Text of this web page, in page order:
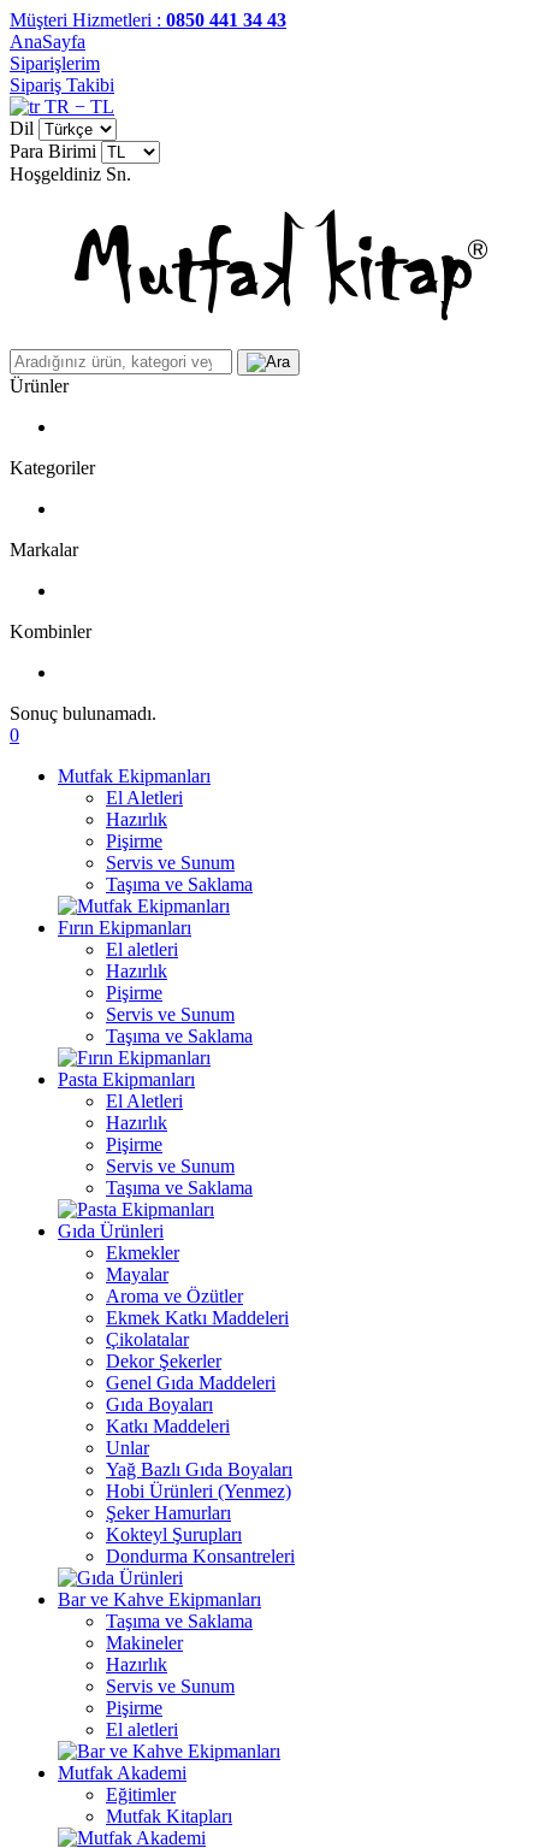
Müşteri Hizmetleri : 0850 441 34 43
AnaSayfa
Siparişlerim
Sipariş Takibi
TR − TL
Dil
Para Birimi
Hoşgeldiniz Sn.
Ürünler
Kategoriler
Markalar
Kombinler
Sonuç bulunamadı.
0
Mutfak Ekipmanları
El Aletleri
Hazırlık
Pişirme
Servis ve Sunum
Taşıma ve Saklama
Fırın Ekipmanları
El aletleri
Hazırlık
Pişirme
Servis ve Sunum
Taşıma ve Saklama
Pasta Ekipmanları
El Aletleri
Hazırlık
Pişirme
Servis ve Sunum
Taşıma ve Saklama
Gıda Ürünleri
Ekmekler
Mayalar
Aroma ve Özütler
Ekmek Katkı Maddeleri
Çikolatalar
Dekor Şekerler
Genel Gıda Maddeleri
Gıda Boyaları
Katkı Maddeleri
Unlar
Yağ Bazlı Gıda Boyaları
Hobi Ürünleri (Yenmez)
Şeker Hamurları
Kokteyl Şurupları
Dondurma Konsantreleri
Bar ve Kahve Ekipmanları
Taşıma ve Saklama
Makineler
Hazırlık
Servis ve Sunum
Pişirme
El aletleri
Mutfak Akademi
Eğitimler
Mutfak Kitapları